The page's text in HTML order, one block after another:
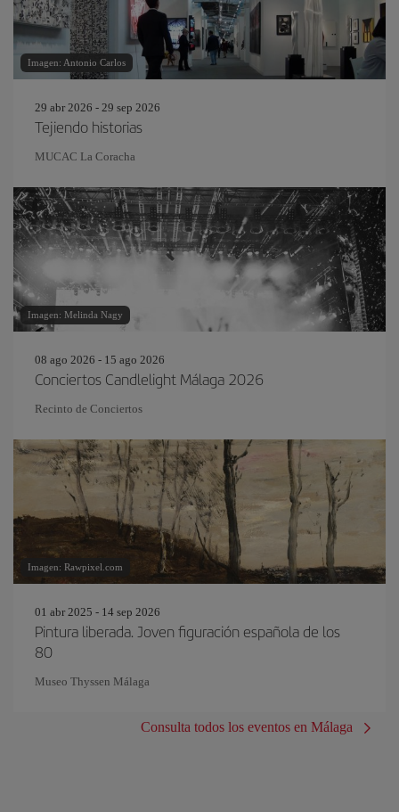
Imagen: Antonio Carlos
29 abr 2026 - 29 sep 2026
Tejiendo historias
MUCAC La Coracha
Imagen: Melinda Nagy
08 ago 2026 - 15 ago 2026
Conciertos Candlelight Málaga 2026
Recinto de Conciertos
Imagen: Rawpixel.com
01 abr 2025 - 14 sep 2026
Pintura liberada. Joven figuración española de los
80
Museo Thyssen Málaga
Consulta todos los eventos en Málaga